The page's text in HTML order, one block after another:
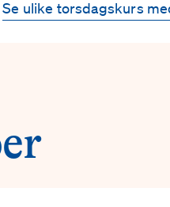
Se ulike torsdagskurs